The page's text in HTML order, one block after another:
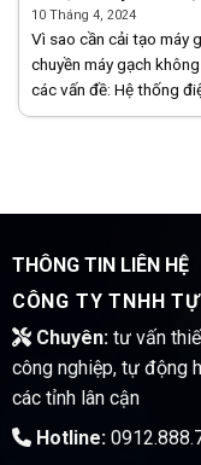
máy gạch không
10 Tháng 4, 2024
Vì sao cần cải tạo máy
chuyền máy gạch
các vấn đề: Hệ thống
Việt [...]
THÔNG TIN LIÊN HỆ
CÔNG TY TNHH
Chuyên:tư vấn
công nghiệp, tự động
các tỉnh lân cận
Hotline: